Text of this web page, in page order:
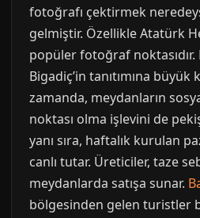
fotoğrafı çektirmek
gelmiştir. Özellikle Atatürk
popüler fotoğraf noktasıdır.
Bigadiç’in tanıtımına büyük
zamanda, meydanların
noktası olma işlevini de
yanı sıra, haftalık kurulan
canlı tutar. Üreticiler, taze
meydanlarda satışa sunar.
bölgesinden gelen turistler